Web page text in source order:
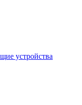
устройства